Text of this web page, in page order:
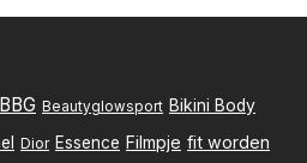
BBG Beautyglowsport Bikini Body
Dior Essence Filmpje fit worden